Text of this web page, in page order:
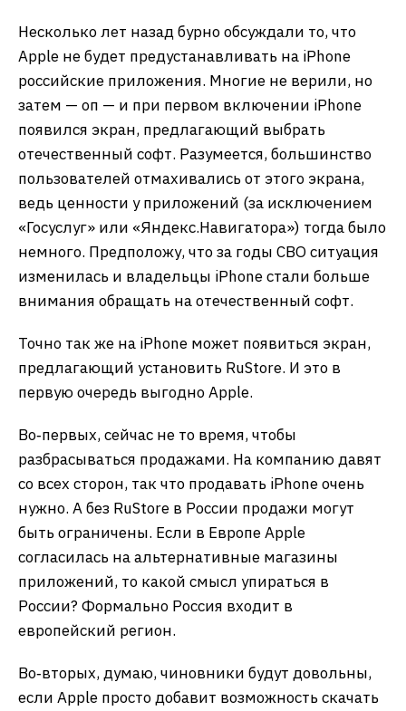
Несколько лет назад бурно обсуждали то, что
Apple не будет предустанавливать на iPhone
российские приложения. Многие не верили, но
затем — оп — и при первом включении iPhone
появился экран, предлагающий выбрать
отечественный софт. Разумеется, большинство
пользователей отмахивались от этого экрана,
ведь ценности у приложений (за исключением
«Госуслуг» или «Яндекс.Навигатора») тогда было
немного. Предположу, что за годы СВО ситуация
изменилась и владельцы iPhone стали больше
внимания обращать на отечественный софт.
Точно так же на iPhone может появиться экран,
предлагающий установить RuStore. И это в
первую очередь выгодно Apple.
Во‑первых, сейчас не то время, чтобы
разбрасываться продажами. На компанию давят
со всех сторон, так что продавать iPhone очень
нужно. А без RuStore в России продажи могут
быть ограничены. Если в Европе Apple
согласилась на альтернативные магазины
приложений, то какой смысл упираться в
России? Формально Россия входит в
европейский регион.
Во‑вторых, думаю, чиновники будут довольны,
если Apple просто добавит возможность скачать